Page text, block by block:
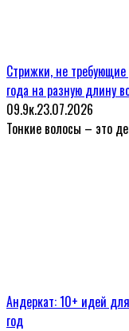
Стрижки, не
года на разную длину
09.9к.23.07.2026
Тонкие волосы – это
Андеркат: 10+ идей
год